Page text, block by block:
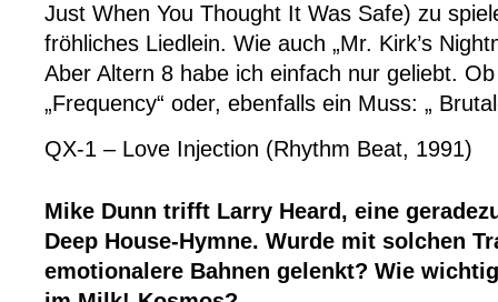
Just When You Thought It Was Safe) zu
fröhliches Liedlein. Wie auch „Mr. Kirk’s
Aber Altern 8 habe ich einfach nur geliebt.
„Frequency“ oder, ebenfalls ein Muss: „
QX-1 – Love Injection (Rhythm Beat, 1991)
Mike Dunn trifft Larry Heard, eine
Deep House-Hymne. Wurde mit solchen
emotionalere Bahnen gelenkt? Wie